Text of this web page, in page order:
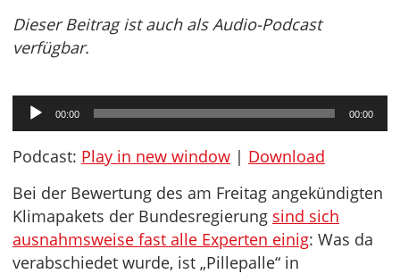
Dieser Beitrag ist auch als Audio-Podcast
verfügbar.
Audio-
Player
00:00 00:00
Podcast: Play in new window | Download
Bei der Bewertung des am Freitag angekündigten
Klimapakets der Bundesregierung sind sich
ausnahmsweise fast alle Experten einig: Was da
verabschiedet wurde, ist „Pillepalle“ in